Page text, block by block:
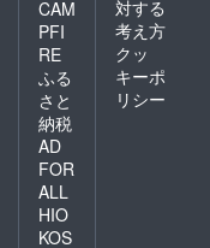
CAM
PFI
RE
ふる
さと
納税
AD
FOR
ALL
HIO
KOS
対する
考え方
クッ
キーポ
リシー